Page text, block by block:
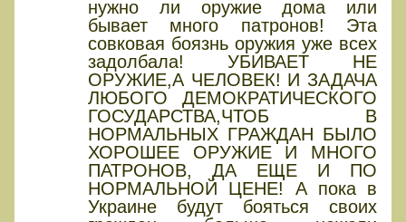
нужно ли оружие дома или
бывает много патронов! Эта
совковая боязнь оружия уже всех
задолбала! УБИВАЕТ НЕ
ОРУЖИЕ,А ЧЕЛОВЕК! И ЗАДАЧА
ЛЮБОГО ДЕМОКРАТИЧЕСКОГО
ГОСУДАРСТВА,ЧТОБ В
НОРМАЛЬНЫХ ГРАЖДАН БЫЛО
ХОРОШЕЕ ОРУЖИЕ И МНОГО
ПАТРОНОВ, ДА ЕЩЕ И ПО
НОРМАЛЬНОЙ ЦЕНЕ! А пока в
Украине будут бояться своих